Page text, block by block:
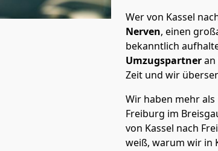
Wer von Kassel
Nerven, einen
bekanntlich
Umzugspartneran
Zeit und wir
Wir haben mehr als
Freiburg im
von Kassel nach
weiß, warum wir in